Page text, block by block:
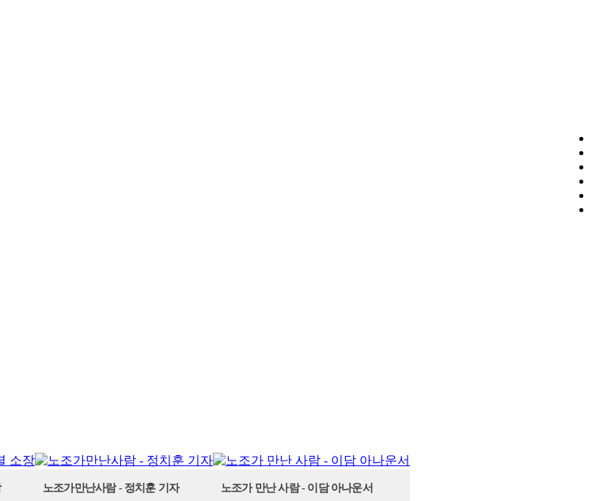
노조가만난사람 - 정치훈 기자 노조가 만난 사람 - 이담 아나운서